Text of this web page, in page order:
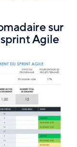
sur
sprint Agile